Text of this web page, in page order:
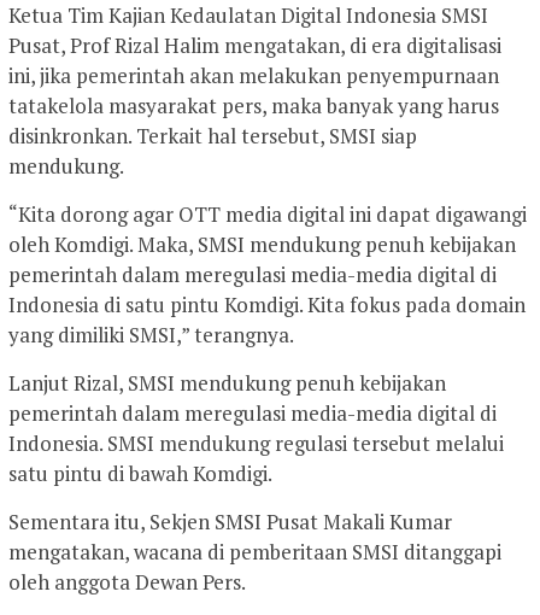
Ketua Tim Kajian Kedaulatan Digital Indonesia SMSI
Pusat, Prof Rizal Halim mengatakan, di era digitalisasi
ini, jika pemerintah akan melakukan penyempurnaan
tatakelola masyarakat pers, maka banyak yang harus
disinkronkan. Terkait hal tersebut, SMSI siap
mendukung.
“Kita dorong agar OTT media digital ini dapat digawangi
oleh Komdigi. Maka, SMSI mendukung penuh kebijakan
pemerintah dalam meregulasi media-media digital di
Indonesia di satu pintu Komdigi. Kita fokus pada domain
yang dimiliki SMSI,” terangnya.
Lanjut Rizal, SMSI mendukung penuh kebijakan
pemerintah dalam meregulasi media-media digital di
Indonesia. SMSI mendukung regulasi tersebut melalui
satu pintu di bawah Komdigi.
Sementara itu, Sekjen SMSI Pusat Makali Kumar
mengatakan, wacana di pemberitaan SMSI ditanggapi
oleh anggota Dewan Pers.